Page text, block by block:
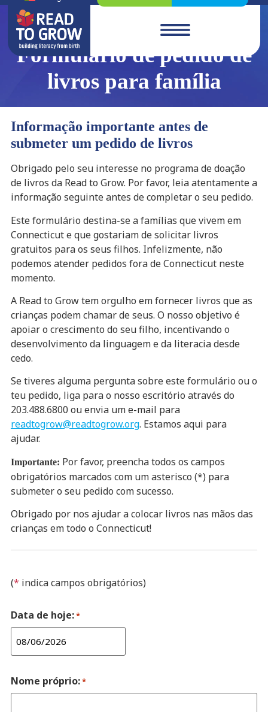
Formulário de pedido de
livros para família
Informação importante antes de
submeter um pedido de livros
Obrigado pelo seu interesse no programa de doação
de livros da Read to Grow. Por favor, leia atentamente a
informação seguinte antes de completar o seu pedido.
Este formulário destina-se a famílias que vivem em
Connecticut e que gostariam de solicitar livros
gratuitos para os seus filhos. Infelizmente, não
podemos atender pedidos fora de Connecticut neste
momento.
A Read to Grow tem orgulho em fornecer livros que as
crianças podem chamar de seus. O nosso objetivo é
apoiar o crescimento do seu filho, incentivando o
desenvolvimento da linguagem e da literacia desde
cedo.
Se tiveres alguma pergunta sobre este formulário ou o
teu pedido, liga para o nosso escritório através do
203.488.6800 ou envia um e-mail para
readtogrow@readtogrow.org. Estamos aqui para
ajudar.
Importante: Por favor, preencha todos os campos
obrigatórios marcados com um asterisco (*) para
submeter o seu pedido com sucesso.
Obrigado por nos ajudar a colocar livros nas mãos das
crianças em todo o Connecticut!
(* indica campos obrigatórios)
Data de hoje:*
Nome próprio:*